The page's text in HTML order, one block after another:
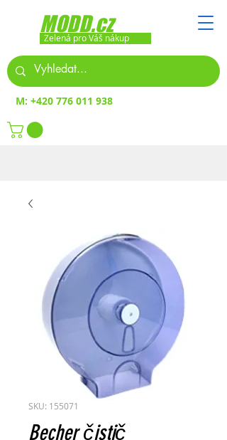
MODD.cz
Zelená pro Váš nákup
M: +420 776 011 938
SKU: 155071
Becher čistič